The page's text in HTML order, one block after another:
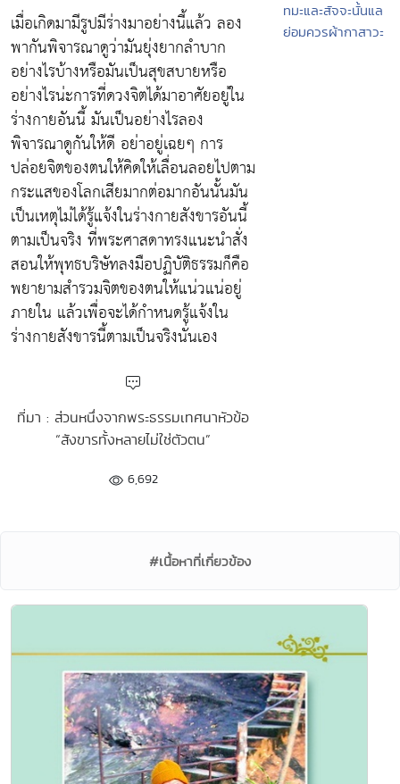
เมื่อเกิดมามีรูปมีร่างมาอย่างนี้แล้ว ลอง
พากันพิจารณาดูว่ามันยุ่งยากลำบาก
อย่างไรบ้างหรือมันเป็นสุขสบายหรือ
อย่างไรน่ะการที่ดวงจิตได้มาอาศัยอยู่ใน
ร่างกายอันนี้ มันเป็นอย่างไรลอง
พิจารณาดูกันให้ดี อย่าอยู่เฉยๆ การ
ปล่อยจิตของตนให้คิดให้เลื่อนลอยไปตาม
กระแสของโลกเสียมากต่อมากอันนั้นมัน
เป็นเหตุไม่ได้รู้แจ้งในร่างกายสังขารอันนี้
ตามเป็นจริง ที่พระศาสดาทรงแนะนำสั่ง
สอนให้พุทธบริษัทลงมือปฏิบัติธรรมก็คือ
พยายามสำรวมจิตของตนให้แน่วแน่อยู่
ภายใน แล้วเพื่อจะได้กำหนดรู้แจ้งใน
ร่างกายสังขารนี้ตามเป็นจริงนั่นเอง
ที่มา : ส่วนหนึ่งจากพระธรรมเทศนาหัวข้อ
“สังขารทั้งหลายไม่ใช่ตัวตน”
6,692
ทมะและสัจจะนั้นแล
ย่อมควรผ้ากาสาวะ
#เนื้อหาที่เกี่ยวข้อง